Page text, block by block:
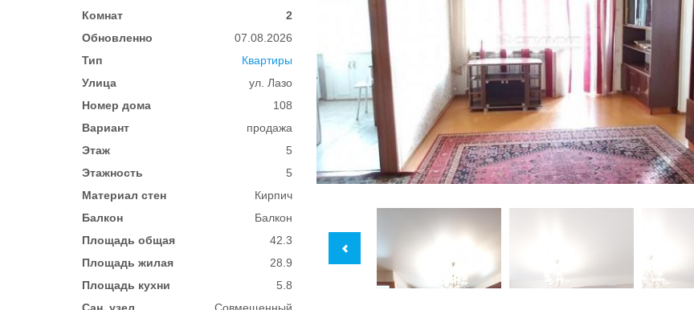
Комнат
2
Обновленно
07.08.2026
Тип
Квартиры
Улица
ул. Лазо
Номер дома
108
Вариант
продажа
Этаж
5
Этажность
5
Материал стен
Кирпич
Балкон
Балкон
Площадь общая
42.3
Площадь жилая
28.9
Площадь кухни
5.8